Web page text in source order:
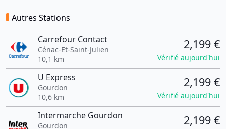
Autres Stations
Carrefour Contact
Cénac-Et-Saint-Julien
10,1 km
2,199 €
Vérifié aujourd'hui
U Express
Gourdon
10,6 km
2,199 €
Vérifié aujourd'hui
Intermarche Gourdon
Gourdon
2,199 €